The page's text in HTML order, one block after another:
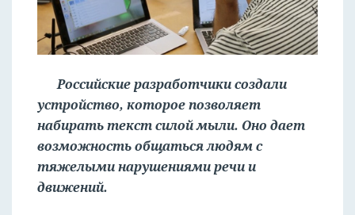
Российские разработчики создали
устройство, которое позволяет
набирать текст силой мыли. Оно дает
возможность общаться людям с
тяжелыми нарушениями речи и
движений.